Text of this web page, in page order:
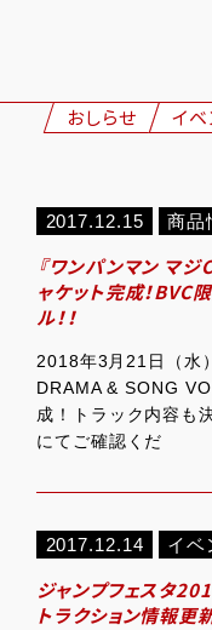
おしらせ イベ
2017.12.15 商品
『ワンパンマン マ
ャケット完成！BVC
ル！！
2018年3月21日（水
DRAMA & SONG
成！トラック内容も
にてご確認くだ
2017.12.14 イベ
ジャンプフェスタ
トラクション情報更